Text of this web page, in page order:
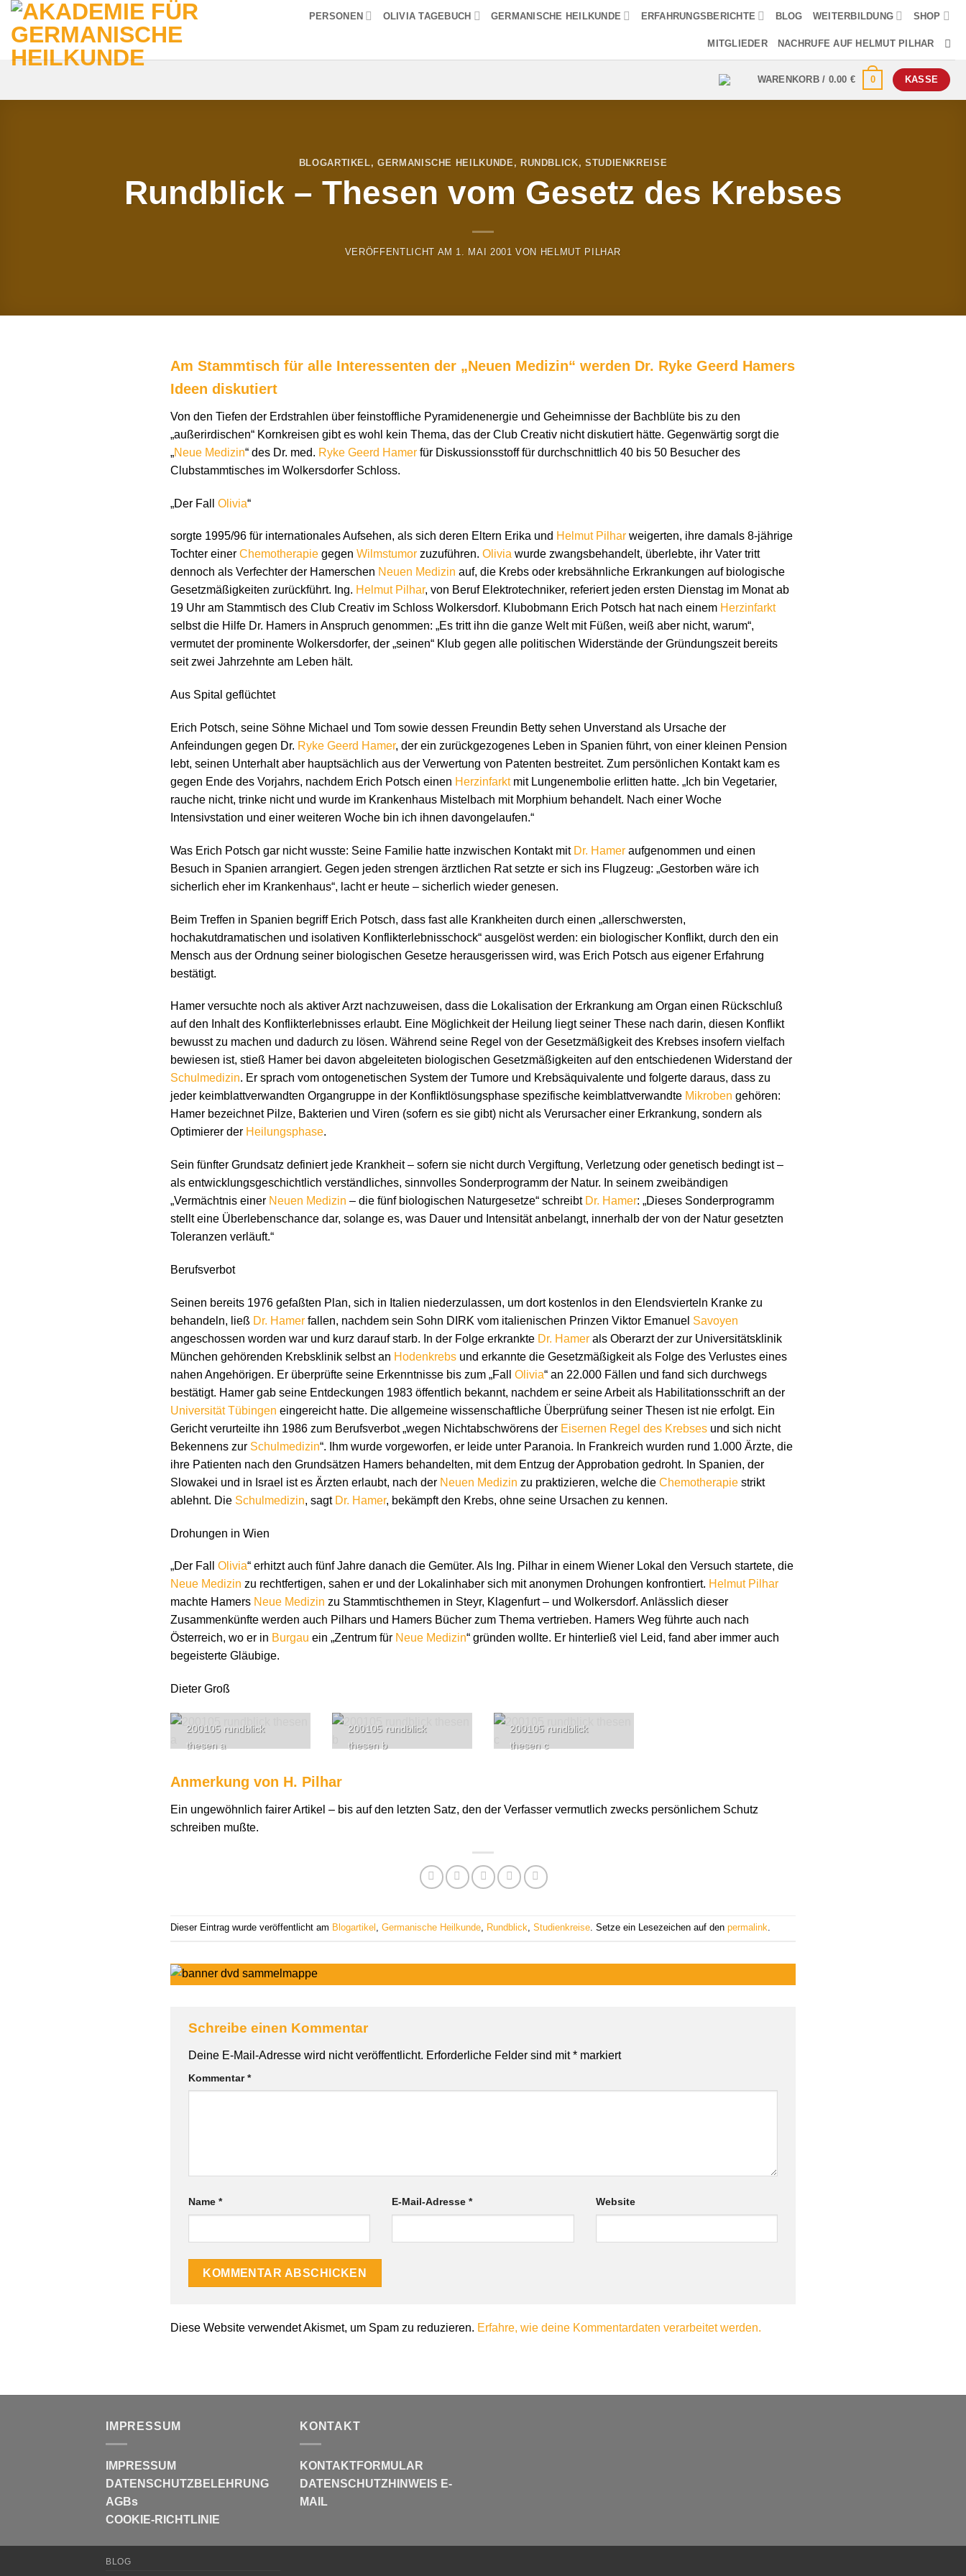
Zum
Inhalt
springen
PERSONEN OLIVIA TAGEBUCH GERMANISCHE HEILKUNDE ERFAHRUNGSBERICHTE BLOG WEITERBILDUNG SHOP
MITGLIEDER NACHRUFE AUF HELMUT PILHAR
WARENKORB / 0.00 € 0 KASSE
BLOGARTIKEL,GERMANISCHE HEILKUNDE , RUNDBLICK, STUDIENKREISE
Rundblick – Thesen vom Gesetz des Krebses
VERÖFFENTLICHT AM 1. MAI 2001 VON HELMUT PILHAR
Am Stammtisch für alle Interessenten der „Neuen Medizin“ werden Dr. Ryke Geerd Hamers
Ideen diskutiert
Von den Tiefen der Erdstrahlen über feinstoffliche Pyramidenenergie und Geheimnisse der Bachblüte bis zu den
„außerirdischen“ Kornkreisen gibt es wohl kein Thema, das der Club Creativ nicht diskutiert hätte. Gegenwärtig sorgt die
„Neue Medizin“ des Dr. med. Ryke Geerd Hamer für Diskussionsstoff für durchschnittlich 40 bis 50 Besucher des
Clubstammtisches im Wolkersdorfer Schloss.
„Der Fall Olivia“
sorgte 1995/96 für internationales Aufsehen, als sich deren Eltern Erika und Helmut Pilhar weigerten, ihre damals 8-jährige
Tochter einer Chemotherapie gegen Wilmstumor zuzuführen. Olivia wurde zwangsbehandelt, überlebte, ihr Vater tritt
dennoch als Verfechter der Hamerschen Neuen Medizin auf, die Krebs oder krebsähnliche Erkrankungen auf biologische
Gesetzmäßigkeiten zurückführt. Ing. Helmut Pilhar, von Beruf Elektrotechniker, referiert jeden ersten Dienstag im Monat ab
19 Uhr am Stammtisch des Club Creativ im Schloss Wolkersdorf. Klubobmann Erich Potsch hat nach einem Herzinfarkt
selbst die Hilfe Dr. Hamers in Anspruch genommen: „Es tritt ihn die ganze Welt mit Füßen, weiß aber nicht, warum“,
vermutet der prominente Wolkersdorfer, der „seinen“ Klub gegen alle politischen Widerstände der Gründungszeit bereits
seit zwei Jahrzehnte am Leben hält.
Aus Spital geflüchtet
Erich Potsch, seine Söhne Michael und Tom sowie dessen Freundin Betty sehen Unverstand als Ursache der
Anfeindungen gegen Dr. Ryke Geerd Hamer, der ein zurückgezogenes Leben in Spanien führt, von einer kleinen Pension
lebt, seinen Unterhalt aber hauptsächlich aus der Verwertung von Patenten bestreitet. Zum persönlichen Kontakt kam es
gegen Ende des Vorjahrs, nachdem Erich Potsch einen Herzinfarktmit Lungenembolie erlitten hatte. „Ich bin Vegetarier,
rauche nicht, trinke nicht und wurde im Krankenhaus Mistelbach mit Morphium behandelt. Nach einer Woche
Intensivstation und einer weiteren Woche bin ich ihnen davongelaufen.“
Was Erich Potsch gar nicht wusste: Seine Familie hatte inzwischen Kontakt mit Dr. Hamer aufgenommen und einen
Besuch in Spanien arrangiert. Gegen jeden strengen ärztlichen Rat setzte er sich ins Flugzeug: „Gestorben wäre ich
sicherlich eher im Krankenhaus“, lacht er heute – sicherlich wieder genesen.
Beim Treffen in Spanien begriff Erich Potsch, dass fast alle Krankheiten durch einen „allerschwersten,
hochakutdramatischen und isolativen Konflikterlebnisschock“ ausgelöst werden: ein biologischer Konflikt, durch den ein
Mensch aus der Ordnung seiner biologischen Gesetze herausgerissen wird, was Erich Potsch aus eigener Erfahrung
bestätigt.
Hamer versuchte noch als aktiver Arzt nachzuweisen, dass die Lokalisation der Erkrankung am Organ einen Rückschluß
auf den Inhalt des Konflikterlebnisses erlaubt. Eine Möglichkeit der Heilung liegt seiner These nach darin, diesen Konflikt
bewusst zu machen und dadurch zu lösen. Während seine Regel von der Gesetzmäßigkeit des Krebses insofern vielfach
bewiesen ist, stieß Hamer bei davon abgeleiteten biologischen Gesetzmäßigkeiten auf den entschiedenen Widerstand der
Schulmedizin. Er sprach vom ontogenetischen System der Tumore und Krebsäquivalente und folgerte daraus, dass zu
jeder keimblattverwandten Organgruppe in der Konfliktlösungsphase spezifische keimblattverwandte Mikroben gehören:
Hamer bezeichnet Pilze, Bakterien und Viren (sofern es sie gibt) nicht als Verursacher einer Erkrankung, sondern als
Optimierer der Heilungsphase.
Sein fünfter Grundsatz definiert jede Krankheit – sofern sie nicht durch Vergiftung, Verletzung oder genetisch bedingt ist –
als entwicklungsgeschichtlich verständliches, sinnvolles Sonderprogramm der Natur. In seinem zweibändigen
„Vermächtnis einer Neuen Medizin – die fünf biologischen Naturgesetze“ schreibt Dr. Hamer: „Dieses Sonderprogramm
stellt eine Überlebenschance dar, solange es, was Dauer und Intensität anbelangt, innerhalb der von der Natur gesetzten
Toleranzen verläuft.“
Berufsverbot
Seinen bereits 1976 gefaßten Plan, sich in Italien niederzulassen, um dort kostenlos in den Elendsvierteln Kranke zu
behandeln, ließ Dr. Hamer fallen, nachdem sein Sohn DIRK vom italienischen Prinzen Viktor Emanuel Savoyen
angeschossen worden war und kurz darauf starb. In der Folge erkrankte Dr. Hamer als Oberarzt der zur Universitätsklinik
München gehörenden Krebsklinik selbst an Hodenkrebs und erkannte die Gesetzmäßigkeit als Folge des Verlustes eines
nahen Angehörigen. Er überprüfte seine Erkenntnisse bis zum „Fall Olivia“ an 22.000 Fällen und fand sich durchwegs
bestätigt. Hamer gab seine Entdeckungen 1983 öffentlich bekannt, nachdem er seine Arbeit als Habilitationsschrift an der
Universität Tübingen eingereicht hatte. Die allgemeine wissenschaftliche Überprüfung seiner Thesen ist nie erfolgt. Ein
Gericht verurteilte ihn 1986 zum Berufsverbot „wegen Nichtabschwörens der Eisernen Regel des Krebses und sich nicht
Bekennens zur Schulmedizin“. Ihm wurde vorgeworfen, er leide unter Paranoia. In Frankreich wurden rund 1.000 Ärzte, die
ihre Patienten nach den Grundsätzen Hamers behandelten, mit dem Entzug der Approbation gedroht. In Spanien, der
Slowakei und in Israel ist es Ärzten erlaubt, nach der Neuen Medizin zu praktizieren, welche die Chemotherapie strikt
ablehnt. Die Schulmedizin, sagt Dr. Hamer, bekämpft den Krebs, ohne seine Ursachen zu kennen.
Drohungen in Wien
„Der Fall Olivia“ erhitzt auch fünf Jahre danach die Gemüter. Als Ing. Pilhar in einem Wiener Lokal den Versuch startete, die
Neue Medizin zu rechtfertigen, sahen er und der Lokalinhaber sich mit anonymen Drohungen konfrontiert. Helmut Pilhar
machte Hamers Neue Medizin zu Stammtischthemen in Steyr, Klagenfurt – und Wolkersdorf. Anlässlich dieser
Zusammenkünfte werden auch Pilhars und Hamers Bücher zum Thema vertrieben. Hamers Weg führte auch nach
Österreich, wo er in Burgau ein „Zentrum für Neue Medizin“ gründen wollte. Er hinterließ viel Leid, fand aber immer auch
begeisterte Gläubige.
Dieter Groß
200105 rundblick
thesen a
200105 rundblick
thesen b
200105 rundblick
thesen c
Anmerkung von H. Pilhar
Ein ungewöhnlich fairer Artikel – bis auf den letzten Satz, den der Verfasser vermutlich zwecks persönlichem Schutz
schreiben mußte.
Dieser Eintrag wurde veröffentlicht am Blogartikel , Germanische Heilkunde, Rundblick, Studienkreise. Setze ein Lesezeichen auf den permalink.
Schreibe einen Kommentar
Deine E-Mail-Adresse wird nicht veröffentlicht. Erforderliche Felder sind mit* markiert
Kommentar*
Name * E-Mail-Adresse* Website
Diese Website verwendet Akismet, um Spam zu reduzieren. Erfahre, wie deine Kommentardaten verarbeitet werden.
IMPRESSUM
IMPRESSUM
DATENSCHUTZBELEHRUNG
AGBs
COOKIE-RICHTLINIE
KONTAKT
KONTAKTFORMULAR
DATENSCHUTZHINWEIS E-
MAIL
BLOG